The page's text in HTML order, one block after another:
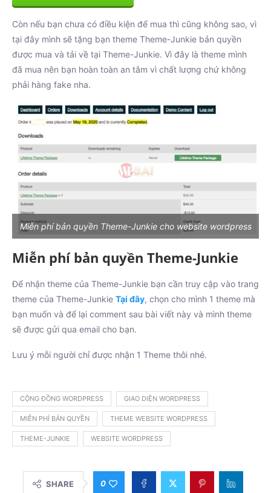
Còn nếu bạn chưa có điều kiện để mua thì cũng không sao, vì
tại đây mình sẽ tặng bạn theme Theme-Junkie bản quyền
được mua và tải về tại Theme-Junkie. Vì đây là theme mình
đã mua nên bạn hoàn toàn an tâm vì chất lượng chứ không
phải hàng fake nha.
Miễn phí bản quyền Theme-Junkie cho website wordpress
Miễn phí bản quyền Theme-Junkie
Để nhận theme của Theme-Junkie bạn cần truy cập vào trang
theme của Theme-Junkie Tại đây, chọn cho mình 1 theme mà
bạn muốn và để lại comment sau bài viết này và mình theme
sẽ được gửi qua email cho bạn.
Lưu ý mỗi người chỉ được nhận 1 Theme thôi nhé.
CỘNG ĐỒNG WORDPRESS GIAO DIỆN WORDPRESS
MIỄN PHÍ BẢN QUYỀN THEME WEBSITE WORDPRESS
THEME-JUNKIE WEBSITE WORDPRESS
SHARE 0